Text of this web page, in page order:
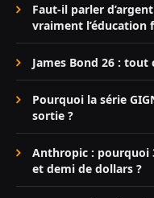
Faut-il parler
vraiment l’éducation
James Bond 26 : tout
Pourquoi la série
sortie ?
Anthropic : pourquoi
et demi de dollars ?